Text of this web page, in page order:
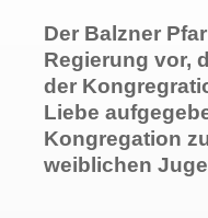
Der Balzner
Regierung vor,
der
Liebe
Kongregation
weiblichen